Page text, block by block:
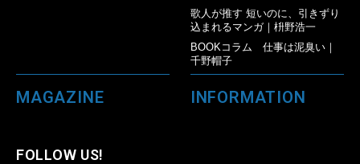
歌人が推す 短いのに、引きずり
込まれるマンガ｜枡野浩一
BOOKコラム 仕事は泥臭い｜
千野帽子
MAGAZINE INFORMATION
FOLLOW US!